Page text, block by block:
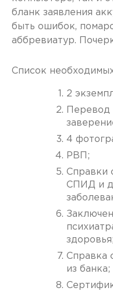
бланк заявления
быть ошибок,
аббревиатур.
Список
2
Перевод
4
РВП;
Справки
СПИД и
здоровья;
Справка
из банка;